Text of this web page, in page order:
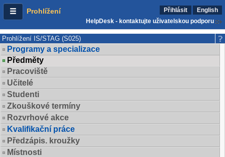
Prohlížení Přihlásit
English
HelpDesk - kontaktujte uživatelskou podporu
Prohlížení IS/STAG (S025)
Programy a specializace
Předměty
Pracoviště
Učitelé
Studenti
Zkouškové termíny
Rozvrhové akce
Kvalifikační práce
Předzápis. kroužky
Místnosti